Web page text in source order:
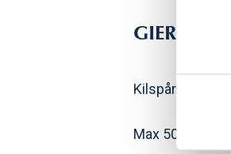
GIERTH
Max 50 mm